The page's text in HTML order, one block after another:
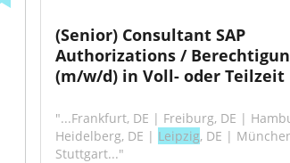
(Senior) Consultant SAP
Authorizations /
(m/w/d) in Voll- oder Teilzeit
"...Frankfurt, DE | Freiburg, DE |
Heidelberg, DE | Leipzig, DE |
Stuttgart..."